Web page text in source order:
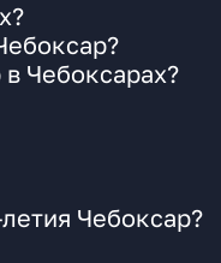
Чебоксарах?
Чебоксар?